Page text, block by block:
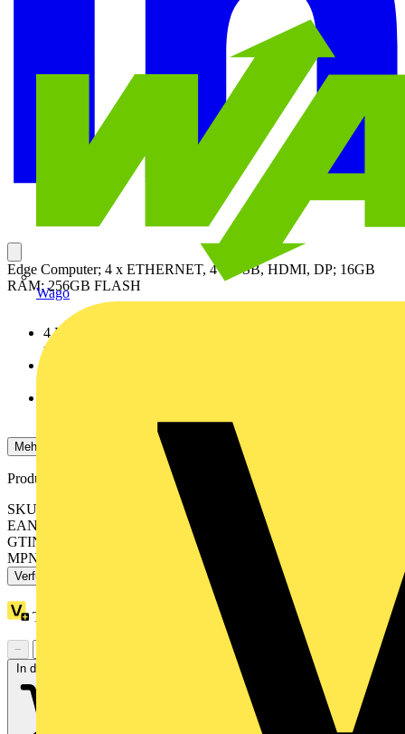
Wago
Edge Computer; 4 x ETHERNET, 4 x USB, HDMI, DP; 16GB
RAM; 256GB FLASH
4 ETHERNET-Schnittstellen zur Vernetzung mit Feldgeräten
und IT-Netzwerk
Mehr anzeigen
Produktkennzeichen
SKU: 752-9800
EAN: 4066966169584
GTIN: 4066966169584
MPN: 752-9800
Verfügbar: 1 Händler
Treuepunkte:
−
In den Warenkorb